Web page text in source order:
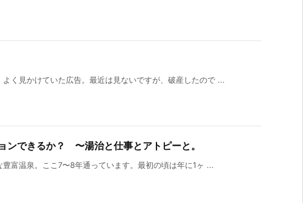
く見かけていた広告。最近は見ないですが、破産したので ...
ンできるか？ 〜湯治と仕事とアトピーと。
富温泉。ここ7〜8年通っています。最初の頃は年に1ヶ ...